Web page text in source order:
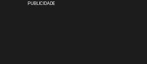
PUBLICIDADE